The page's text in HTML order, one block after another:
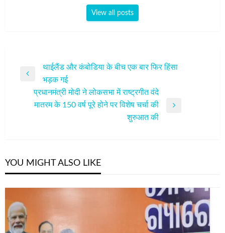
View all posts
नेविगेशन
Previous
Post
थाईलैंड और कंबोडिया के बीच एक बार फिर हिंसा
भड़क गई
प्रधानमंत्री मोदी ने लोकसभा में राष्ट्रगीत वंदे
मातरम के 150 वर्ष पूरे होने पर विशेष चर्चा की
शुरुआत की
YOU MIGHT ALSO LIKE